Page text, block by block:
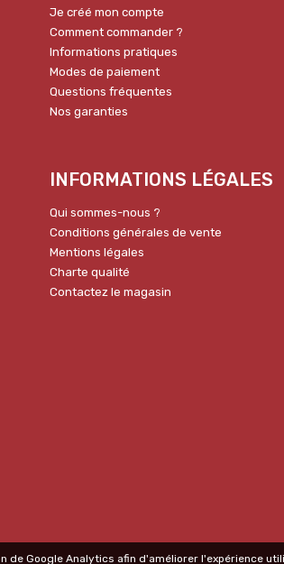
Je créé mon compte
Comment commander ?
Informations pratiques
Modes de paiement
Questions fréquentes
Nos garanties
INFORMATIONS LÉGALES
Qui sommes-nous ?
Conditions générales de vente
Mentions légales
Charte qualité
Contactez le magasin
Google Analytics afin d'améliorer l'expérience